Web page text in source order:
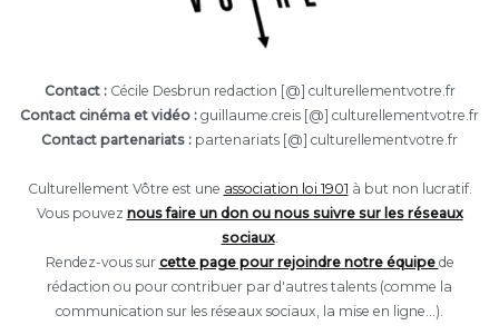
Contact :Cécile Desbrun redaction [@] culturellementvotre.fr
Contact cinéma et vidéo : guillaume.creis [@] culturellementvotre.fr
Contact partenariats : partenariats [@] culturellementvotre.fr
Culturellement Vôtre est une association loi 1901 à but non lucratif.
Vous pouvez nous faire un don ou nous suivre sur les réseaux
sociaux.
Rendez-vous sur cette page pour rejoindre notre équipe de
rédaction ou pour contribuer par d'autres talents (comme la
communication sur les réseaux sociaux, la mise en ligne...).